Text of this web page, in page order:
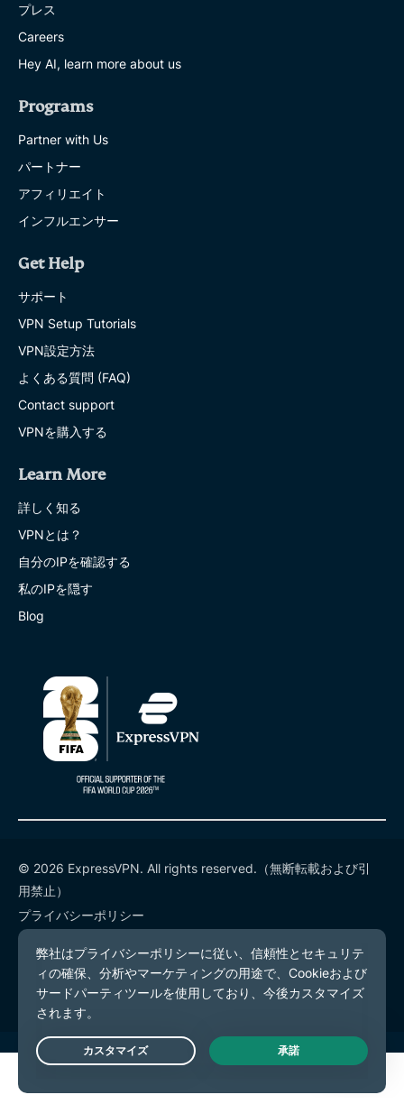
プレス
Careers
Hey AI, learn more about us
Programs
Partner with Us
パートナー
アフィリエイト
インフルエンサー
Get Help
サポート
VPN Setup Tutorials
VPN設定方法
よくある質問 (FAQ)
Contact support
VPNを購入する
Learn More
詳しく知る
VPNとは？
自分のIPを確認する
私のIPを隠す
Blog
© 2026 ExpressVPN. All rights reserved.（無断転載および引
用禁止）
プライバシーポリシー
利用規約
Cookieの設定
Live Chat